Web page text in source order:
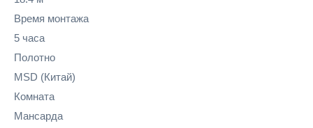
Время монтажа
5 часа
Полотно
MSD (Китай)
Комната
Мансарда